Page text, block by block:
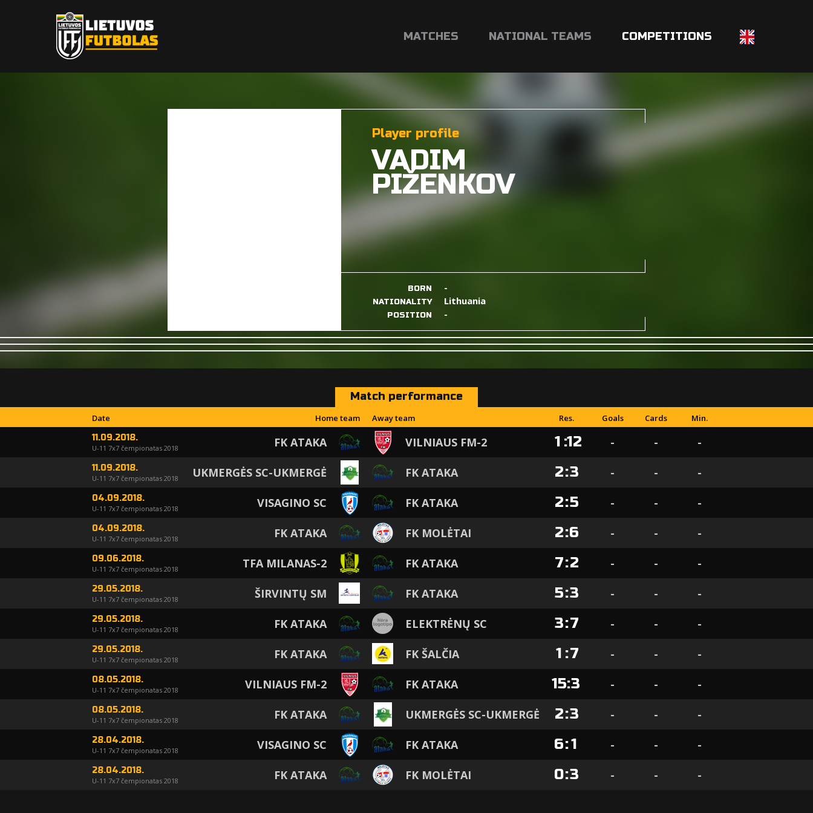
MATCHES NATIONAL TEAMS COMPETITIONS
Player profile
VADIM
PIŽENKOV
BORN -
NATIONALITY Lithuania
POSITION -
Match performance
Date Home team Away team Res. Goals Cards Min.
11.09.2018.
U-11 7x7 čempionatas 2018 FK ATAKA VILNIAUS FM-2 1 :12 - - -
11.09.2018.
U-11 7x7 čempionatas 2018 UKMERGĖS SC-UKMERGĖ FK ATAKA 2:3 - - -
04.09.2018.
U-11 7x7 čempionatas 2018 VISAGINO SC FK ATAKA 2:5 - - -
04.09.2018.
U-11 7x7 čempionatas 2018 FK ATAKA FK MOLĖTAI 2:6 - - -
09.06.2018.
U-11 7x7 čempionatas 2018 TFA MILANAS-2 FK ATAKA 7:2 - - -
29.05.2018.
U-11 7x7 čempionatas 2018 ŠIRVINTŲ SM FK ATAKA 5:3 - - -
29.05.2018.
U-11 7x7 čempionatas 2018 FK ATAKA ELEKTRĖNŲ SC 3:7 - - -
29.05.2018.
U-11 7x7 čempionatas 2018 FK ATAKA FK ŠALČIA 1 :7 - - -
08.05.2018.
U-11 7x7 čempionatas 2018 VILNIAUS FM-2 FK ATAKA 15:3 - - -
08.05.2018.
U-11 7x7 čempionatas 2018 FK ATAKA UKMERGĖS SC-UKMERGĖ 2:3 - - -
28.04.2018.
U-11 7x7 čempionatas 2018 VISAGINO SC FK ATAKA 6:1 - - -
28.04.2018.
U-11 7x7 čempionatas 2018 FK ATAKA FK MOLĖTAI 0:3 - - -